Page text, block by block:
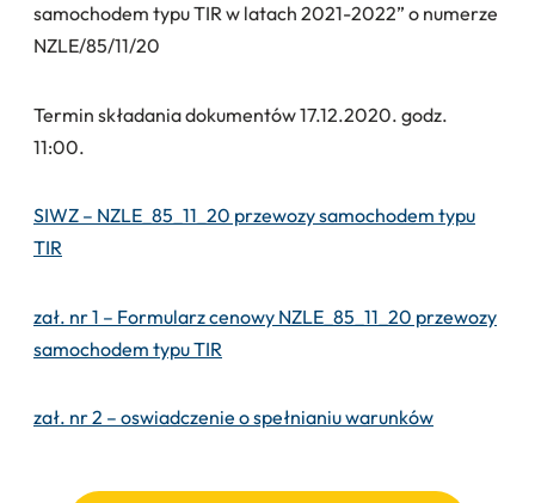
samochodem typu TIR w latach 2021-2022” o numerze
NZLE/85/11/20
Termin składania dokumentów 17.12.2020. godz.
11:00.
SIWZ – NZLE_85_11_20 przewozy samochodem typu
TIR
zał. nr 1 – Formularz cenowy NZLE_85_11_20 przewozy
samochodem typu TIR
zał. nr 2 – oswiadczenie o spełnianiu warunków